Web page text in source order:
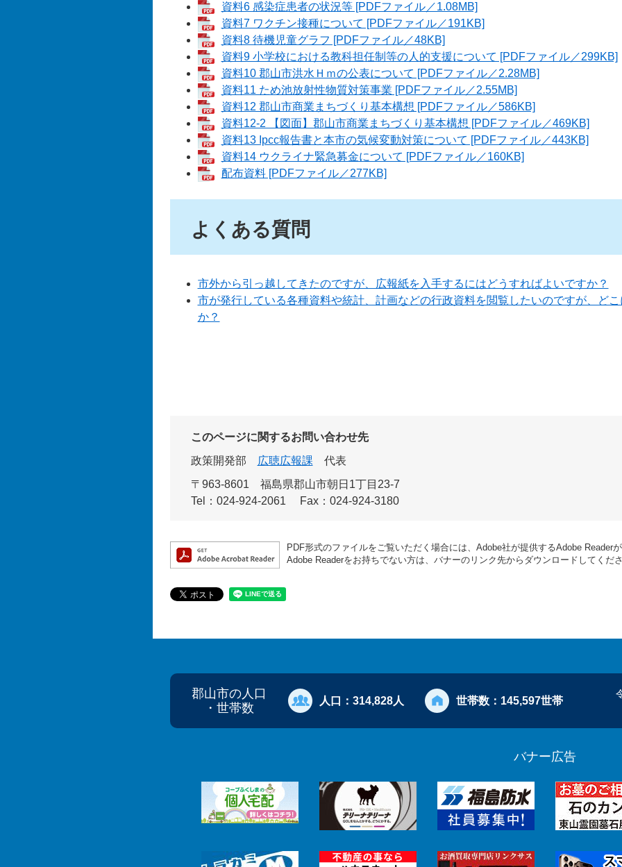
資料6 感染症患者の状況等 [PDFファイル／1.08MB]
資料7 ワクチン接種について [PDFファイル／191KB]
資料8 待機児童グラフ [PDFファイル／48KB]
資料9 小学校における教科担任制等の人的支援について [PDFファイル／299KB]
資料10 郡山市洪水Ｈｍの公表について [PDFファイル／2.28MB]
資料11 ため池放射性物質対策事業 [PDFファイル／2.55MB]
資料12 郡山市商業まちづくり基本構想 [PDFファイル／586KB]
資料12-2 【図面】郡山市商業まちづくり基本構想 [PDFファイル／469KB]
資料13 Ipcc報告書と本市の気候変動対策について [PDFファイル／443KB]
資料14 ウクライナ緊急募金について [PDFファイル／160KB]
配布資料 [PDFファイル／277KB]
よくある質問
市外から引っ越してきたのですが、広報紙を入手するにはどうすればよいですか？
市が発行している各種資料や統計、計画などの行政資料を閲覧したいのですが、ど
か？
このページに関するお問い合わせ先
政策開発部
広聴広報課
代表
〒963-8601
福島県郡山市朝日1丁目23-7
Tel：024-924-2061
Fax：024-924-3180
PDF形式のファイルをご覧いただく場合には、Adobe社が提供するAdobe Readerが
Adobe Readerをお持ちでない方は、バナーのリンク先からダウンロードしてくださ
郡山市の人口
・世帯数
人口： 314,828人 世帯数： 145,597世帯
バナー広告